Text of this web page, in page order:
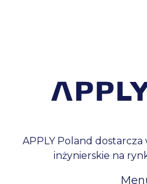
APPLY Poland dostarcza
inżynierskie na